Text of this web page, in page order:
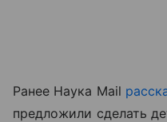
Ранее Наука Mail
предложили сделать